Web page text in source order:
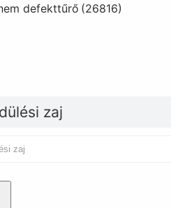
defekttűrő (26816)
zaj